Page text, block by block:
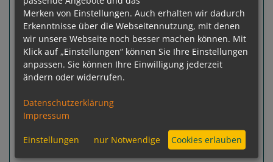
11Termine verfügbar:
08.08.26
15.08.26 22.08.26 29.08.26 05.09.26
Gewählter Termin:
08.08.2026 -
p. P. ab€ 1.009,-
Terminübersicht
Merken von Einstellungen. Auch erhalten wir dadurch
Erkenntnisse über die Webseitennutzung, mit denen
wir unsere Webseite noch besser machen können. Mit
Klick auf „Einstellungen“ können Sie Ihre Einstellungen
anpassen. Sie können Ihre Einwilligung jederzeit
ändern oder widerrufen.
Datenschutzerklärung
Impressum
Einstellungen nur Notwendige Cookies erlauben